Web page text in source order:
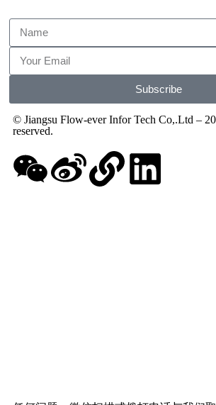
Subscribe
© Jiangsu Flow-ever Infor Tech Co,.Ltd –
reserved.